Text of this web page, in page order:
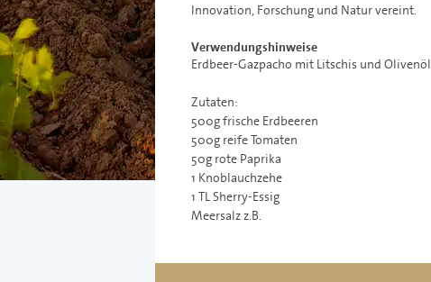
Innovation, Forschung und Natur vereint.
Verwendungshinweise
Erdbeer-Gazpacho mit Litschis und Olivenöl
Zutaten:
500g frische Erdbeeren
500g reife Tomaten
50g rote Paprika
1 Knoblauchzehe
1 TL Sherry-Essig
Meersalz z.B.